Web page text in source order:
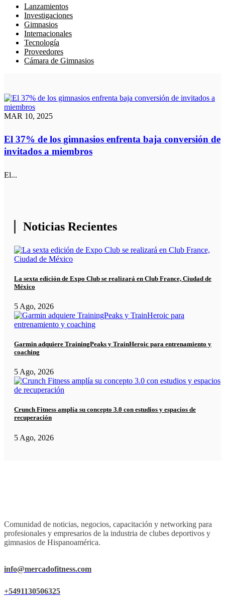
Lanzamientos
Investigaciones
Gimnasios
Internacionales
Tecnología
Proveedores
Cámara de Gimnasios
MAR 10, 2025
El 37% de los gimnasios enfrenta baja conversión de
invitados a miembros
El...
Noticias Recientes
La sexta edición de Expo Club se realizará en Club France, Ciudad de
México
5 Ago, 2026
Garmin adquiere TrainingPeaks y TrainHeroic para entrenamiento y
coaching
5 Ago, 2026
Crunch Fitness amplía su concepto 3.0 con estudios y espacios de
recuperación
5 Ago, 2026
Comunidad de noticias, negocios, capacitación y networking para
profesionales y empresarios de la industria de clubes deportivos y
gimnasios de Hispanoamérica.
info@mercadofitness.com
+5491130506325